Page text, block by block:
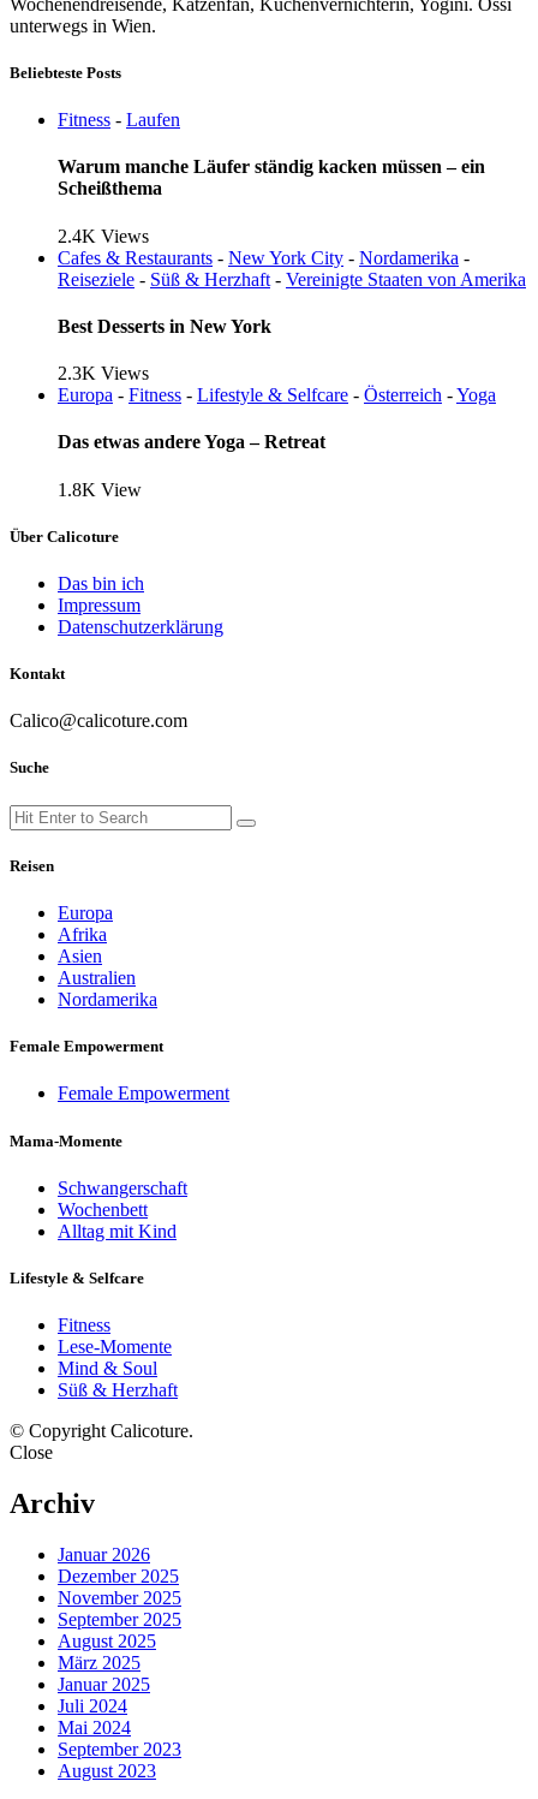
unterwegs in Wien.
Beliebteste Posts
Fitness - Laufen
Warum manche Läufer ständig kacken müssen – ein
Scheißthema
2.4K Views
Cafes & Restaurants - New York City - Nordamerika -
Reiseziele - Süß & Herzhaft - Vereinigte Staaten von Amerika
Best Desserts in New York
2.3K Views
Europa - Fitness - Lifestyle & Selfcare - Österreich -Yoga
Das etwas andere Yoga – Retreat
1.8K View
Über Calicoture
Das bin ich
Impressum
Datenschutzerklärung
Kontakt
Calico@calicoture.com
Suche
Search
for:
Search
Reisen
Europa
Afrika
Asien
Australien
Nordamerika
Female Empowerment
Female Empowerment
Mama-Momente
Schwangerschaft
Wochenbett
Alltag mit Kind
Lifestyle & Selfcare
Fitness
Lese-Momente
Mind & Soul
Süß & Herzhaft
© Copyright Calicoture.
Close
Archiv
Januar 2026
Dezember 2025
November 2025
September 2025
August 2025
März 2025
Januar 2025
Juli 2024
Mai 2024
September 2023
August 2023